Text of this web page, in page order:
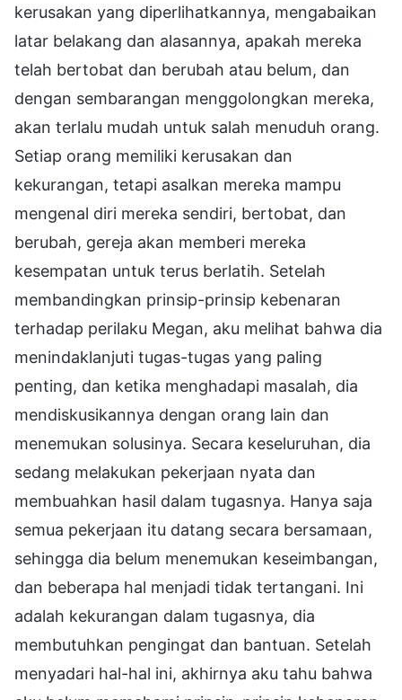
kerusakan yang diperlihatkannya, mengabaikan
latar belakang dan alasannya, apakah mereka
telah bertobat dan berubah atau belum, dan
dengan sembarangan menggolongkan mereka,
akan terlalu mudah untuk salah menuduh orang.
Setiap orang memiliki kerusakan dan
kekurangan, tetapi asalkan mereka mampu
mengenal diri mereka sendiri, bertobat, dan
berubah, gereja akan memberi mereka
kesempatan untuk terus berlatih. Setelah
membandingkan prinsip-prinsip kebenaran
terhadap perilaku Megan, aku melihat bahwa dia
menindaklanjuti tugas-tugas yang paling
penting, dan ketika menghadapi masalah, dia
mendiskusikannya dengan orang lain dan
menemukan solusinya. Secara keseluruhan, dia
sedang melakukan pekerjaan nyata dan
membuahkan hasil dalam tugasnya. Hanya saja
semua pekerjaan itu datang secara bersamaan,
sehingga dia belum menemukan keseimbangan,
dan beberapa hal menjadi tidak tertangani. Ini
adalah kekurangan dalam tugasnya, dia
membutuhkan pengingat dan bantuan. Setelah
menyadari hal-hal ini, akhirnya aku tahu bahwa